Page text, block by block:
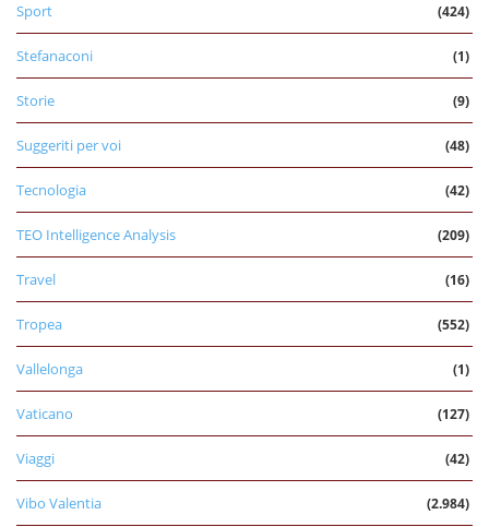
Sport (424)
Stefanaconi (1)
Storie (9)
Suggeriti per voi (48)
Tecnologia (42)
TEO Intelligence Analysis (209)
Travel (16)
Tropea (552)
Vallelonga (1)
Vaticano (127)
Viaggi (42)
Vibo Valentia (2.984)